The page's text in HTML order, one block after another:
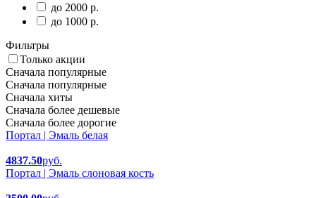
до 2000 р.
до 1000 р.
Фильтры
Только акции
Сначала популярные
Сначала популярные
Сначала хиты
Сначала более дешевые
Сначала более дорогие
Портал | Эмаль белая
4837.50руб.
Портал | Эмаль слоновая кость